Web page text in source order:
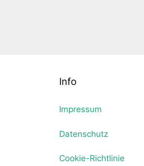
Info
Impressum
Datenschutz
Cookie-Richtlinie